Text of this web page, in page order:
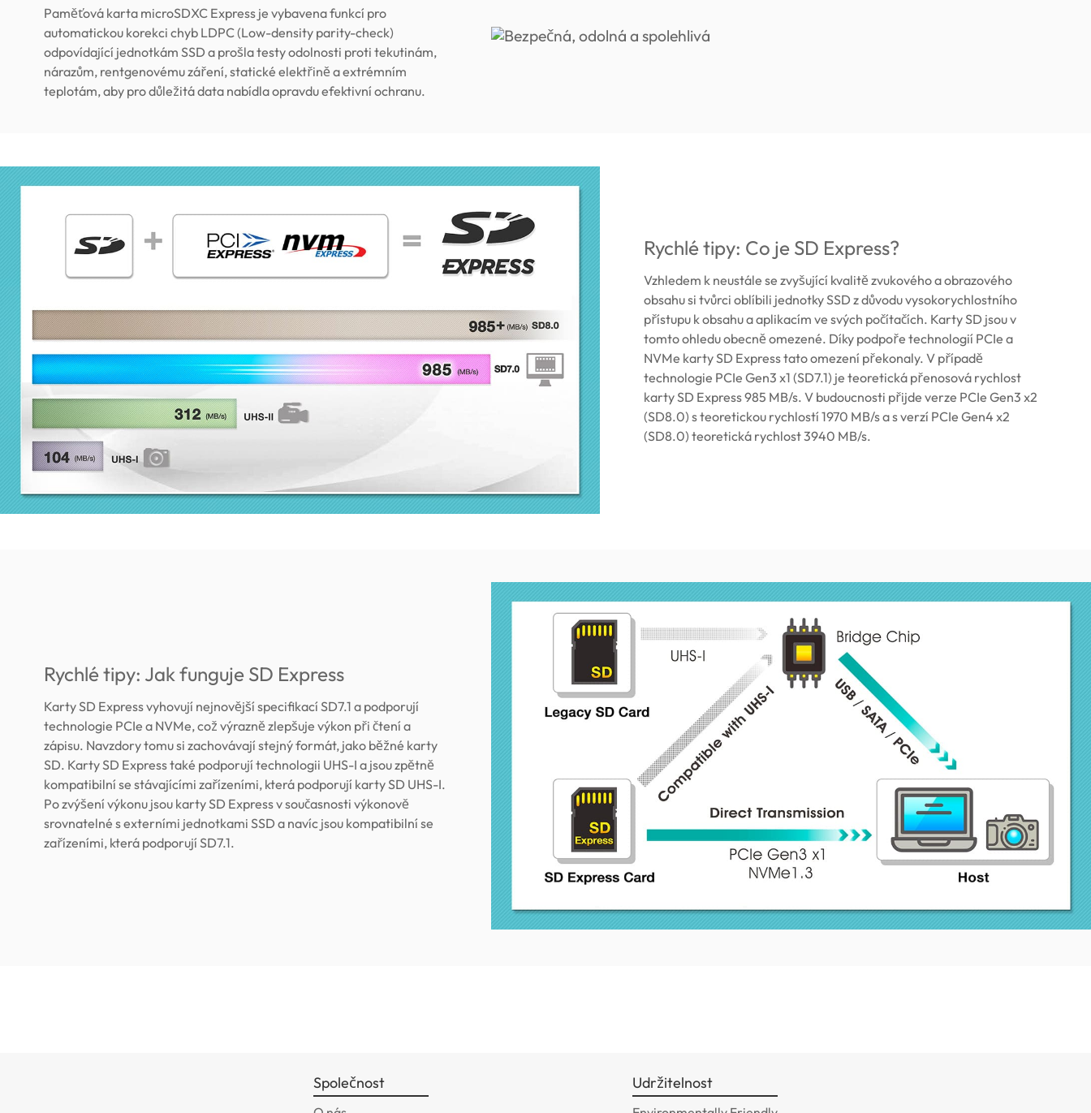
Paměťová karta microSDXC Express je vybavena funkcí pro
automatickou korekci chyb LDPC (Low-density parity-check)
odpovídající jednotkám SSD a prošla testy odolnosti proti tekutinám,
nárazům, rentgenovému záření, statické elektřině a extrémním
teplotám, aby pro důležitá data nabídla opravdu efektivní ochranu.
Rychlé tipy: Co je SD Express?
Vzhledem k neustále se zvyšující kvalitě zvukového a obrazového
obsahu si tvůrci oblíbili jednotky SSD z důvodu vysokorychlostního
přístupu k obsahu a aplikacím ve svých počítačích. Karty SD jsou v
tomto ohledu obecně omezené. Díky podpoře technologií PCIe a
NVMe karty SD Express tato omezení překonaly. V případě
technologie PCIe Gen3 x1 (SD7.1) je teoretická přenosová rychlost
karty SD Express 985 MB/s. V budoucnosti přijde verze PCIe Gen3 x2
(SD8.0) s teoretickou rychlostí 1970 MB/s a s verzí PCIe Gen4 x2
(SD8.0) teoretická rychlost 3940 MB/s.
Rychlé tipy: Jak funguje SD Express
Karty SD Express vyhovují nejnovější specifikací SD7.1 a podporují
technologie PCIe a NVMe, což výrazně zlepšuje výkon při čtení a
zápisu. Navzdory tomu si zachovávají stejný formát, jako běžné karty
SD. Karty SD Express také podporují technologii UHS-I a jsou zpětně
kompatibilní se stávajícími zařízeními, která podporují karty SD UHS-I.
Po zvýšení výkonu jsou karty SD Express v současnosti výkonově
srovnatelné s externími jednotkami SSD a navíc jsou kompatibilní se
zařízeními, která podporují SD7.1.
Společnost Udržitelnost